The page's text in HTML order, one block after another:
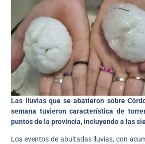
Las lluvias que se abatieron sobre
semana tuvieron característica de
puntos de la provincia, incluyendo a las
Los eventos de abultadas lluvias, con